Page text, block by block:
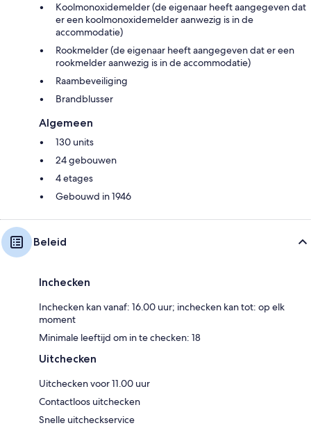
Koolmonoxidemelder (de eigenaar heeft aangegeven dat
er een koolmonoxidemelder aanwezig is in de
accommodatie)
Rookmelder (de eigenaar heeft aangegeven dat er een
rookmelder aanwezig is in de accommodatie)
Raambeveiliging
Brandblusser
Algemeen
130 units
24 gebouwen
4 etages
Gebouwd in 1946
Beleid
Inchecken
Inchecken kan vanaf: 16.00 uur; inchecken kan tot: op elk
moment
Minimale leeftijd om in te checken: 18
Uitchecken
Uitchecken voor 11.00 uur
Contactloos uitchecken
Snelle uitcheckservice